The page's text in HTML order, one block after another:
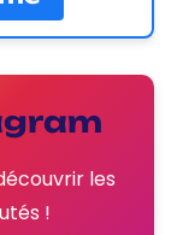
les
!